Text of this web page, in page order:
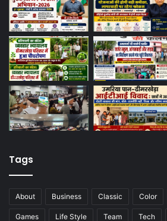
Tags
About Business Classic Color
Games Life Style Team Tech